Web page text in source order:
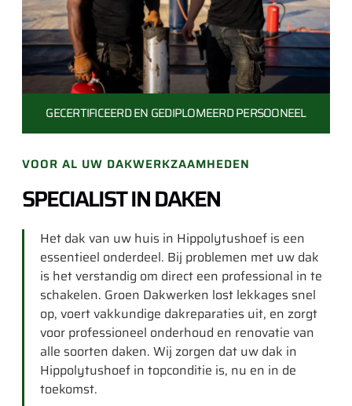
GECERTIFICEERD EN GEDIPLOMEERD PERSOONEEL
VOOR AL UW DAKWERKZAAMHEDEN
SPECIALIST IN DAKEN
Het dak van uw huis in Hippolytushoef is een
essentieel onderdeel. Bij problemen met uw dak
is het verstandig om direct een professional in te
schakelen. Groen Dakwerken lost lekkages snel
op, voert vakkundige dakreparaties uit, en zorgt
voor professioneel onderhoud en renovatie van
alle soorten daken. Wij zorgen dat uw dak in
Hippolytushoef in topconditie is, nu en in de
toekomst.